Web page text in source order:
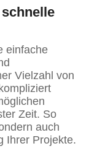
einfache
Vielzahl von
Zeit. So
auch
Ihrer Projekte.